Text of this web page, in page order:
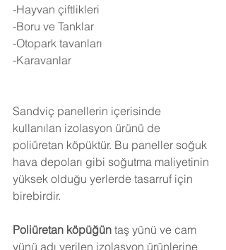
-Hayvan çiftlikleri
-Boru ve Tanklar
-Otopark tavanları
-Karavanlar
Sandviç panellerin içerisinde
kullanılan izolasyon ürünü de
poliüretan köpüktür. Bu paneller soğuk
hava depoları gibi soğutma maliyetinin
yüksek olduğu yerlerde tasarruf için
birebirdir.
Poliüretan köpüğün taş yünü ve cam
yünü adı verilen izolasyon ürünlerine